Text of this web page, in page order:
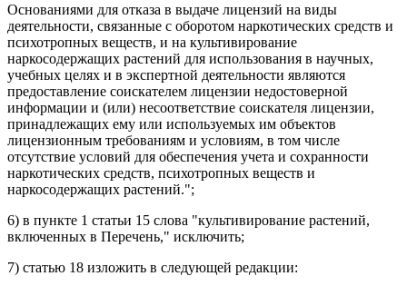
Основаниями для отказа в выдаче лицензий на виды
деятельности, связанные с оборотом наркотических средств и
психотропных веществ, и на культивирование
наркосодержащих растений для использования в научных,
учебных целях и в экспертной деятельности являются
предоставление соискателем лицензии недостоверной
информации и (или) несоответствие соискателя лицензии,
принадлежащих ему или используемых им объектов
лицензионным требованиям и условиям, в том числе
отсутствие условий для обеспечения учета и сохранности
наркотических средств, психотропных веществ и
наркосодержащих растений.";
6) в пункте 1 статьи 15 слова "культивирование растений,
включенных в Перечень," исключить;
7) статью 18 изложить в следующей редакции: